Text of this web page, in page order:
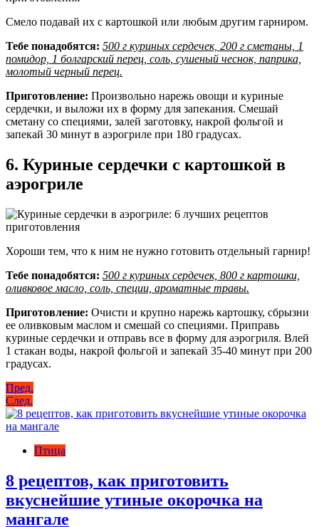
Смело подавай их с картошкой или любым другим гарниром.
Тебе понадобятся: 500 г куриных сердечек, 200 г сметаны, 1
помидор, 1 болгарский перец, соль, сушеный чеснок, паприка,
молотый черный перец.
Приготовление: Произвольно нарежь овощи и куриные
сердечки, и выложи их в форму для запекания. Смешай
сметану со специями, залей заготовку, накрой фольгой и
запекай 30 минут в аэрогриле при 180 градусах.
6. Куриные сердечки с картошкой в
аэрогриле
Хороши тем, что к ним не нужно готовить отдельный гарнир!
Тебе понадобятся: 500 г куриных сердечек, 800 г картошки,
оливковое масло, соль, специи, ароматные травы.
Приготовление: Очисти и крупно нарежь картошку, сбрызни
ее оливковым маслом и смешай со специями. Приправь
куриные сердечки и отправь все в форму для аэрогриля. Влей
1 стакан воды, накрой фольгой и запекай 35-40 минут при 200
градусах.
Навигация
по
записям
Пред.
След.
Птица
8 рецептов, как приготовить
вкуснейшие утиные окорочка на
мангале